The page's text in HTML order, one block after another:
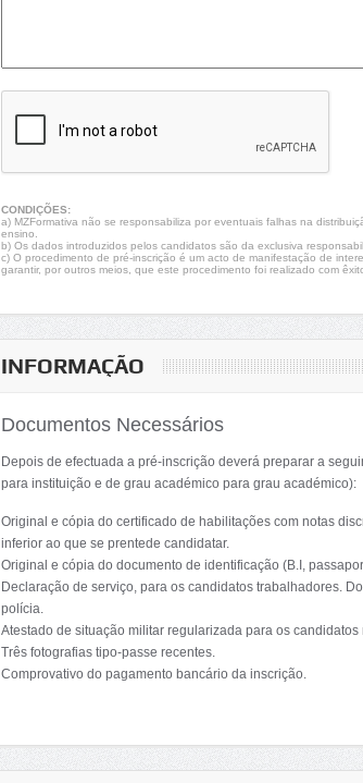
CONDIÇÕES:
a) MZFormativa não se responsabiliza por eventuais falhas na
ensino.
b) Os dados introduzidos pelos candidatos são da exclusiva
c) O procedimento de pré-inscrição é um acto de manifestação de
garantir, por outros meios, que este procedimento foi realizado com
INFORMAÇÃO
Documentos Necessários
Depois de efectuada a pré-inscrição deverá preparar a
para instituição e de grau académico para grau académico):
Original e cópia do certificado de habilitações com notas
inferior ao que se prentede candidatar.
Original e cópia do documento de identificação (B.I,
Declaração de serviço, para os candidatos trabalhadores.
polícia.
Atestado de situação militar regularizada para os
Três fotografias tipo-passe recentes.
Comprovativo do pagamento bancário da inscrição.